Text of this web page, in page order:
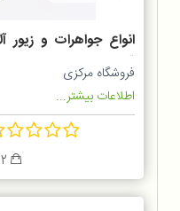
انواع جواهرات و زیور
قیمت
فروشگاه مرکزی
اطلاعات بیشتر...